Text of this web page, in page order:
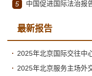
5 中国促进国际法治报
最新报告
2025年北京国际交往中
2025年北京服务主场外